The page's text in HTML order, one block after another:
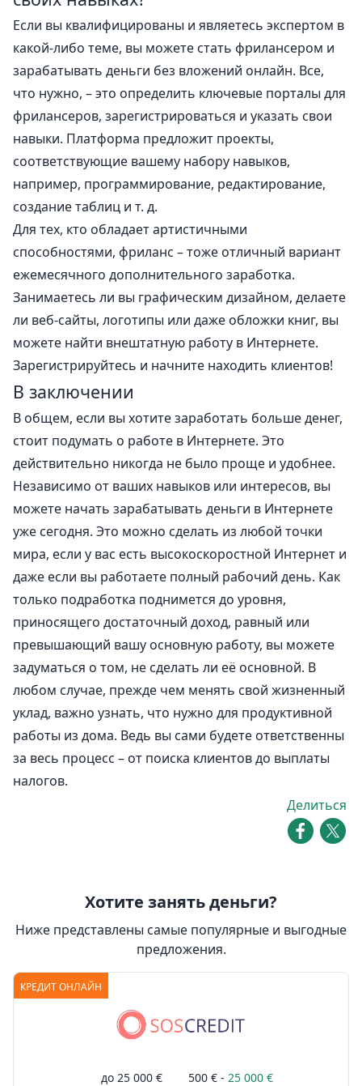
Если вы квалифицированы и являетесь экспертом в
какой-либо теме, вы можете стать фрилансером и
зарабатывать деньги без вложений онлайн. Все,
что нужно, – это определить ключевые порталы для
фрилансеров, зарегистрироваться и указать свои
навыки. Платформа предложит проекты,
соответствующие вашему набору навыков,
например, программирование, редактирование,
создание таблиц и т. д.
Для тех, кто обладает артистичными
способностями, фриланс – тоже отличный вариант
ежемесячного дополнительного заработка.
Занимаетесь ли вы графическим дизайном, делаете
ли веб-сайты, логотипы или даже обложки книг, вы
можете найти внештатную работу в Интернете.
Зарегистрируйтесь и начните находить клиентов!
В заключении
В общем, если вы хотите заработать больше денег,
стоит подумать о работе в Интернете. Это
действительно никогда не было проще и удобнее.
Независимо от ваших навыков или интересов, вы
можете начать зарабатывать деньги в Интернете
уже сегодня. Это можно сделать из любой точки
мира, если у вас есть высокоскоростной Интернет и
даже если вы работаете полный рабочий день. Как
только подработка поднимется до уровня,
приносящего достаточный доход, равный или
превышающий вашу основную работу, вы можете
задуматься о том, не сделать ли её основной. В
любом случае, прежде чем менять свой жизненный
уклад, важно узнать, что нужно для продуктивной
работы из дома. Ведь вы сами будете ответственны
за весь процесс – от поиска клиентов до выплаты
налогов.
Делиться
Хотите занять деньги?
Ниже представлены самые популярные и выгодные
предложения.
КРЕДИТ ОНЛАЙН
до 25 000 €
500 € - 25 000 €